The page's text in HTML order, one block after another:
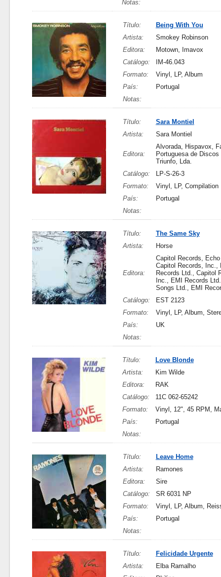
Notas:
Título:
Being With You
Artista:
Smokey Robinson
Editora:
Motown, Imavox
Catálogo:
IM-46.043
Formato:
Vinyl, LP, Album
País:
Portugal
Notas:
Título:
Sara Montiel
Artista:
Sara Montiel
Editora:
Alvorada, Hispavox,
Portuguesa de Discos
Triunfo, Lda.
Catálogo:
LP-S-26-3
Formato:
Vinyl, LP, Compilation
País:
Portugal
Notas:
Título:
The Same Sky
Artista:
Horse
Editora:
Capitol Records, Echo
Capitol Records, Inc.,
Records Ltd., Capitol
Inc., EMI Records
Songs Ltd., EMI
Catálogo:
EST 2123
Formato:
Vinyl, LP, Album,
País:
UK
Notas:
Título:
Love Blonde
Artista:
Kim Wilde
Editora:
RAK
Catálogo:
11C 062-65242
Formato:
Vinyl, 12", 45 RPM,
País:
Portugal
Notas:
Título:
Leave Home
Artista:
Ramones
Editora:
Sire
Catálogo:
SR 6031 NP
Formato:
Vinyl, LP, Album,
País:
Portugal
Notas:
Título:
Felicidade Urgente
Artista:
Elba Ramalho